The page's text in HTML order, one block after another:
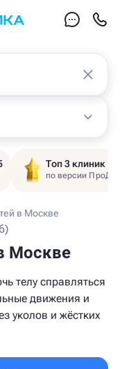
Топ 3 клиник
по версии
в Москве
Москве
телу справляться
движения и
уколов и жёстких